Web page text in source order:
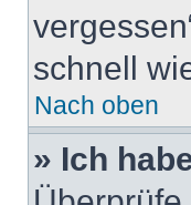
schnell
Nach oben
» Ich